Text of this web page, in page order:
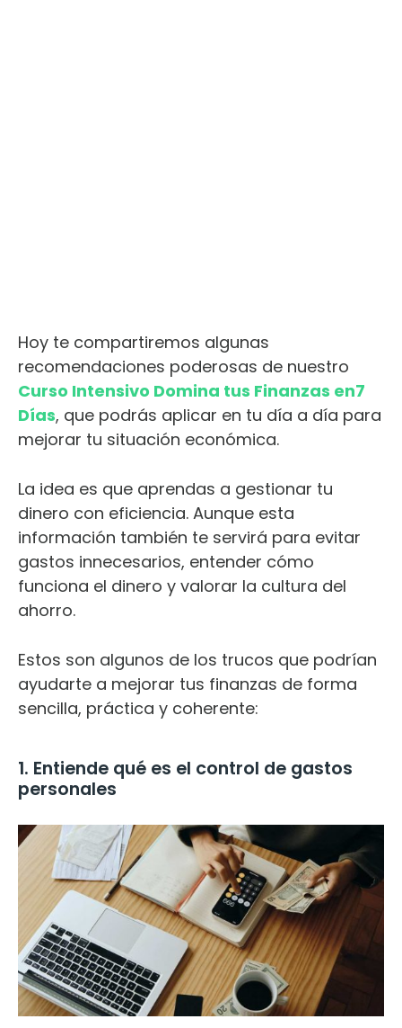
Hoy te compartiremos algunas
recomendaciones poderosas de nuestro
Curso Intensivo Domina tus Finanzas en7
Días, que podrás aplicar en tu día a día para
mejorar tu situación económica.
La idea es que aprendas a gestionar tu
dinero con eficiencia. Aunque esta
información también te servirá para evitar
gastos innecesarios, entender cómo
funciona el dinero y valorar la cultura del
ahorro.
Estos son algunos de los trucos que podrían
ayudarte a mejorar tus finanzas de forma
sencilla, práctica y coherente:
1. Entiende qué es el control de gastos
personales